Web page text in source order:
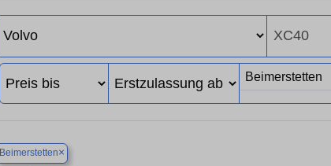
Beimerstetten×